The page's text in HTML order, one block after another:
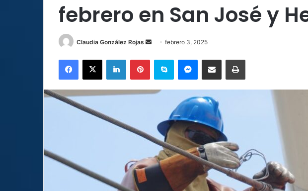
febrero en San José y
Claudia González Rojas
Send
email
febrero 3, 2025
Facebook
X LinkedInPinterestSkype MessengerCompartir por correo electrónicoImprimir